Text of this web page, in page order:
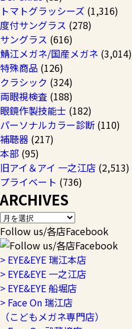
トマトグラッシーズ (1,316)
度付サングラス (278)
サングラス (616)
鯖江メガネ/国産メガネ (3,014)
特殊商品 (126)
クラシック (324)
両眼視検査 (188)
眼鏡作製技能士 (182)
パーソナルカラー診断 (110)
補聴器 (217)
本部 (95)
旧アイ＆アイ 一之江店 (2,513)
プライベート (736)
ARCHIVES
Follow us/各店Facebook
> EYE&EYE 瑞江本店
> EYE&EYE 一之江店
> EYE&EYE 船堀店
> Face On 瑞江店
（こどもメガネ専門店）